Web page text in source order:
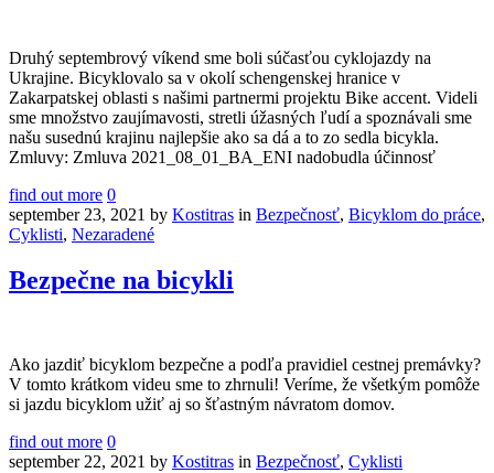
Druhý septembrový víkend sme boli súčasťou cyklojazdy na
Ukrajine. Bicyklovalo sa v okolí schengenskej hranice v
Zakarpatskej oblasti s našimi partnermi projektu Bike accent. Videli
sme množstvo zaujímavosti, stretli úžasných ľudí a spoznávali sme
našu susednú krajinu najlepšie ako sa dá a to zo sedla bicykla.
Zmluvy: Zmluva 2021_08_01_BA_ENI nadobudla účinnosť
find out more 0
september 23, 2021 by Kostitras in Bezpečnosť, Bicyklom do práce,
Cyklisti, Nezaradené
Bezpečne na bicykli
Ako jazdiť bicyklom bezpečne a podľa pravidiel cestnej premávky?
V tomto krátkom videu sme to zhrnuli! Veríme, že všetkým pomôže
si jazdu bicyklom užiť aj so šťastným návratom domov.
find out more 0
september 22, 2021 by Kostitras in Bezpečnosť, Cyklisti